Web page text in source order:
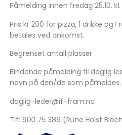
Påmelding innen fredag 25.10. kl.
Pris kr 200 for pizza, 1 drikke og
betales ved ankomst.
Begrenset antall plasser
Bindende påmelding til daglig
navn på den/de som påmeldes.
daglig-leder@if-fram.no
Tlf: 900 75 386 (Rune Holst